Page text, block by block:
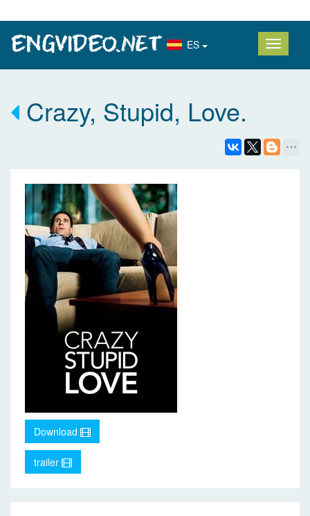
ES
Crazy, Stupid, Love.
Download
trailer